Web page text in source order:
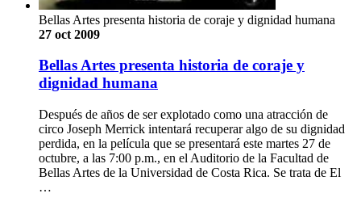
Bellas Artes presenta historia de coraje y dignidad humana
27 oct 2009
Bellas Artes presenta historia de coraje y
dignidad humana
Después de años de ser explotado como una atracción de
circo Joseph Merrick intentará recuperar algo de su dignidad
perdida, en la película que se presentará este martes 27 de
octubre, a las 7:00 p.m., en el Auditorio de la Facultad de
Bellas Artes de la Universidad de Costa Rica. Se trata de El
…